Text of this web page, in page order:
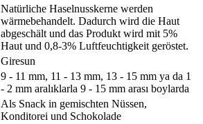
Natürliche Haselnusskerne werden
wärmebehandelt. Dadurch wird die Haut
abgeschält und das Produkt wird mit 5%
Haut und 0,8-3% Luftfeuchtigkeit geröstet.
Giresun
9 - 11 mm, 11 - 13 mm, 13 - 15 mm ya da 1
- 2 mm aralıklarla 9 - 15 mm arası boylarda
Als Snack in gemischten Nüssen,
Konditorei und Schokolade